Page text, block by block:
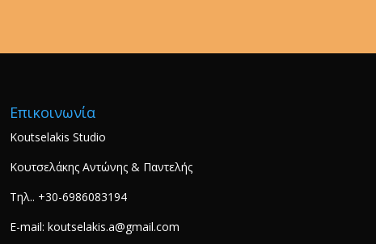
Επικοινωνία
Koutselakis Studio
Κουτσελάκης Αντώνης & Παντελής
Τηλ.. +30-6986083194
E-mail: koutselakis.a@gmail.com